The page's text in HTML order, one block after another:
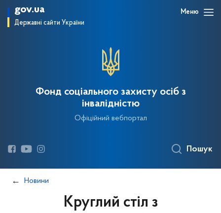
gov.ua
Державні сайти України
Меню
Фонд соціального захисту осіб з
інвалідністю
Офіційний вебпортал
Пошук
Новини
Круглий стіл з